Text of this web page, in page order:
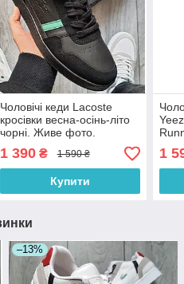
Чоловічі кеди Lacoste
кросівки весна-осінь-літо
чорні. Живе фото.
Туреччина. Топ
1 390₴ 1 590 ₴
Купити
1
–13%